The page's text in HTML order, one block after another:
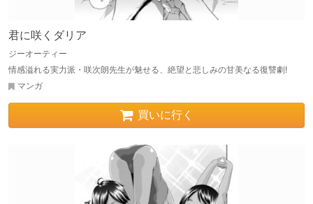
君に咲くダリア
ジーオーティー
情感溢れる実力派・咲次朗先生が魅せる、絶望と悲しみの甘美なる復讐劇!
マンガ
買いに行く